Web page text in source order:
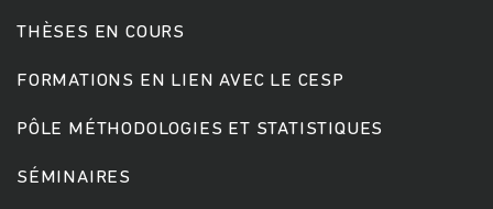
THÈSES EN COURS
FORMATIONS EN LIEN AVEC LE CESP
PÔLE MÉTHODOLOGIES ET STATISTIQUES
SÉMINAIRES